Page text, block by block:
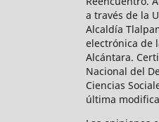
a través de la
Alcaldía
electrónica de
Alcántara.
Nacional del
Ciencias
última